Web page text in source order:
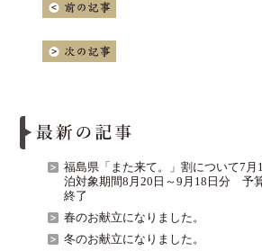
福島県「また来て。」割について7
泊対象期間8月20日～9月18日分 予
終了
春のお献立になりました。
冬のお献立になりました。